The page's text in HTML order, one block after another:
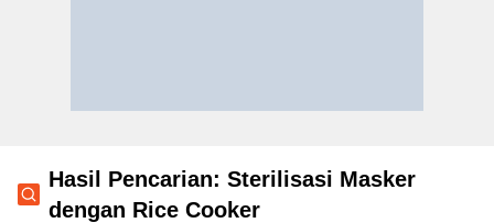
Hasil Pencarian: Sterilisasi Masker
dengan Rice Cooker